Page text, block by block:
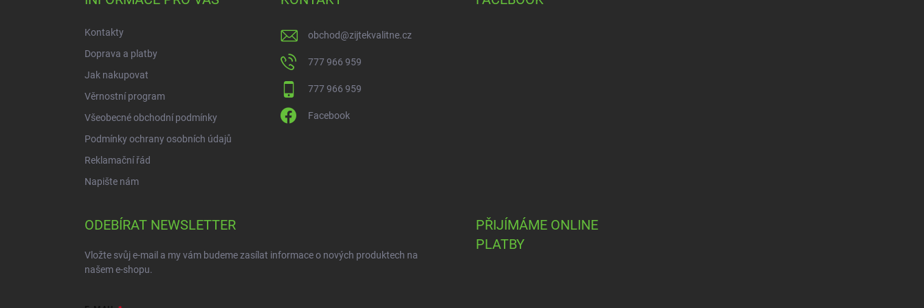
Kontakty
Doprava a platby
Jak nakupovat
Věrnostní program
Všeobecné obchodní podmínky
Podmínky ochrany osobních údajů
Reklamační řád
Napište nám
obchod@zijtekvalitne.cz
777 966 959
777 966 959
Facebook
ODEBÍRAT NEWSLETTER
Vložte svůj e-mail a my vám budeme zasílat informace o nových produktech na
našem e-shopu.
PŘIJÍMÁME ONLINE
PLATBY